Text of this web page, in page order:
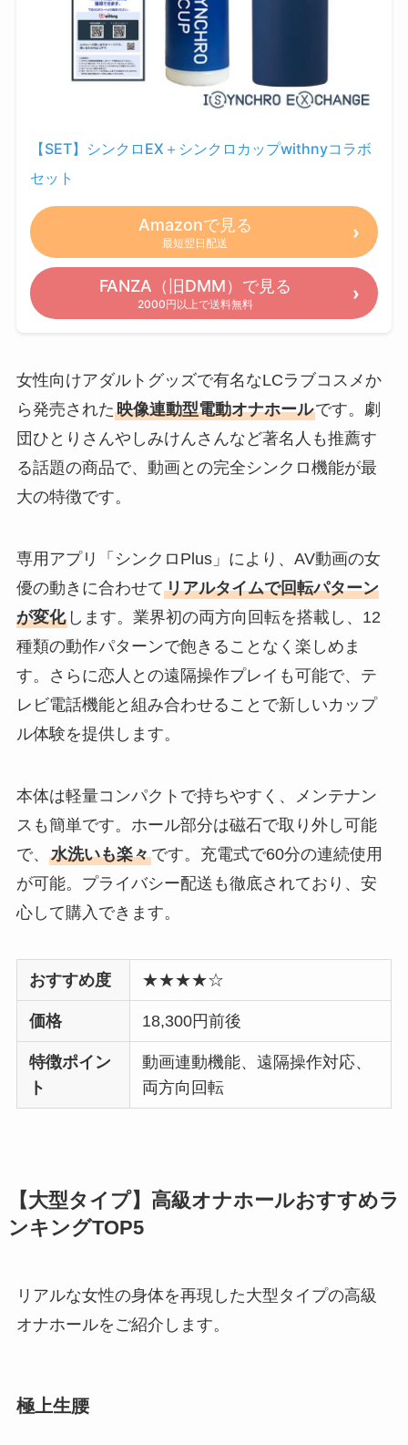
【SET】シンクロEX＋シンクロカップwithnyコラボ
セット
Amazonで見る
最短翌日配送
FANZA（旧DMM）で見る
2000円以上で送料無料
女性向けアダルトグッズで有名なLCラブコスメか
ら発売された映像連動型電動オナホールです。劇
団ひとりさんやしみけんさんなど著名人も推薦す
る話題の商品で、動画との完全シンクロ機能が最
大の特徴です。
専用アプリ「シンクロPlus」により、AV動画の女
優の動きに合わせてリアルタイムで回転パターン
が変化します。業界初の両方向回転を搭載し、12
種類の動作パターンで飽きることなく楽しめま
す。さらに恋人との遠隔操作プレイも可能で、テ
レビ電話機能と組み合わせることで新しいカップ
ル体験を提供します。
本体は軽量コンパクトで持ちやすく、メンテナン
スも簡単です。ホール部分は磁石で取り外し可能
で、 水洗いも楽々です。充電式で60分の連続使用
が可能。プライバシー配送も徹底されており、安
心して購入できます。
おすすめ度 ★★★★☆
価格 18,300円前後
特徴ポイン
ト
動画連動機能、遠隔操作対応、
両方向回転
【大型タイプ】高級オナホールおすすめラ
ンキングTOP5
リアルな女性の身体を再現した大型タイプの高級
オナホールをご紹介します。
極上生腰